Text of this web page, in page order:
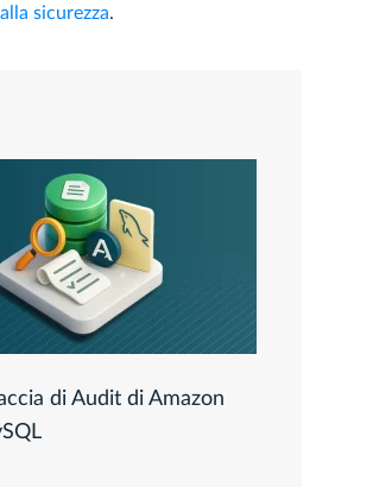
sicurezza.
di Audit di Amazon